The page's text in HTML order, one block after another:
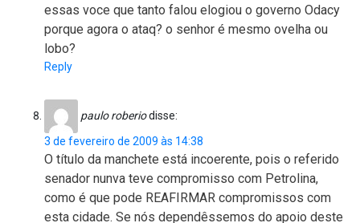
essas voce que tanto falou elogiou o governo Odacy
porque agora o ataq? o senhor é mesmo ovelha ou
lobo?
Reply
paulo roberiodisse:
3 de fevereiro de 2009 às 14:38
O título da manchete está incoerente, pois o referido
senador nunva teve compromisso com Petrolina,
como é que pode REAFIRMAR compromissos com
esta cidade. Se nós dependêssemos do apoio deste